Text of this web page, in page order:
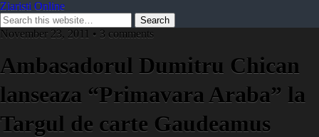
Ziaristi Online
November 23, 2011 • 3 comments
Ambasadorul Dumitru Chican
lanseaza “Primavara Araba” la
Targul de carte Gaudeamus